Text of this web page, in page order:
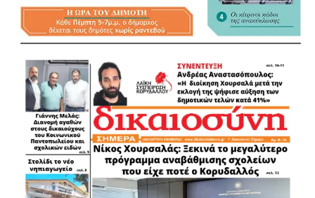
Αναφερόμενος στη συζήτηση για το εκλογικό σύστημα, τη
δεύτερη Κυριακή και την Αποκεντρωμένη Διοίκηση, ο
Λάμπρος Μίχος ξεκαθάρισε ότι για τον ίδιο το κρίσιμο
ζήτημα βρίσκεται αλλού. «Λίγο με απασχολεί αν θα είναι